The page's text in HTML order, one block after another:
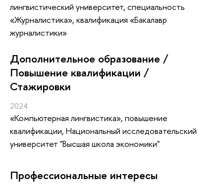
лингвистический университет, специальность
«Журналистика», квалификация «Бакалавр
журналистики»
Дополнительное образование /
Повышение квалификации /
Стажировки
2024
«Компьютерная лингвистика», повышение
квалификации, Национальный исследовательский
университет "Высшая школа экономики"
Профессиональные интересы